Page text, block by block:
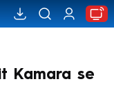
Kamara se